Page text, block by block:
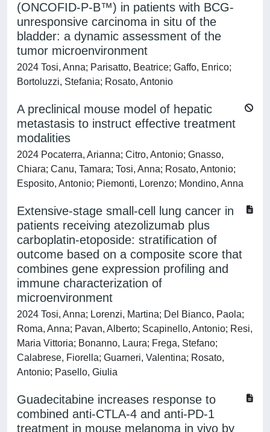
(ONCOFID-P-B™) in patients with BCG-
unresponsive carcinoma in situ of the
bladder: a dynamic assessment of the
tumor microenvironment
2024 Tosi, Anna; Parisatto, Beatrice; Gaffo, Enrico;
Bortoluzzi, Stefania; Rosato, Antonio
A preclinical mouse model of hepatic
metastasis to instruct effective treatment
modalities
2024 Pocaterra, Arianna; Citro, Antonio; Gnasso,
Chiara; Canu, Tamara; Tosi, Anna; Rosato, Antonio;
Esposito, Antonio; Piemonti, Lorenzo; Mondino, Anna
Extensive-stage small-cell lung cancer in
patients receiving atezolizumab plus
carboplatin-etoposide: stratification of
outcome based on a composite score that
combines gene expression profiling and
immune characterization of
microenvironment
2024 Tosi, Anna; Lorenzi, Martina; Del Bianco, Paola;
Roma, Anna; Pavan, Alberto; Scapinello, Antonio; Resi,
Maria Vittoria; Bonanno, Laura; Frega, Stefano;
Calabrese, Fiorella; Guarneri, Valentina; Rosato,
Antonio; Pasello, Giulia
Guadecitabine increases response to
combined anti-CTLA-4 and anti-PD-1
treatment in mouse melanoma in vivo by